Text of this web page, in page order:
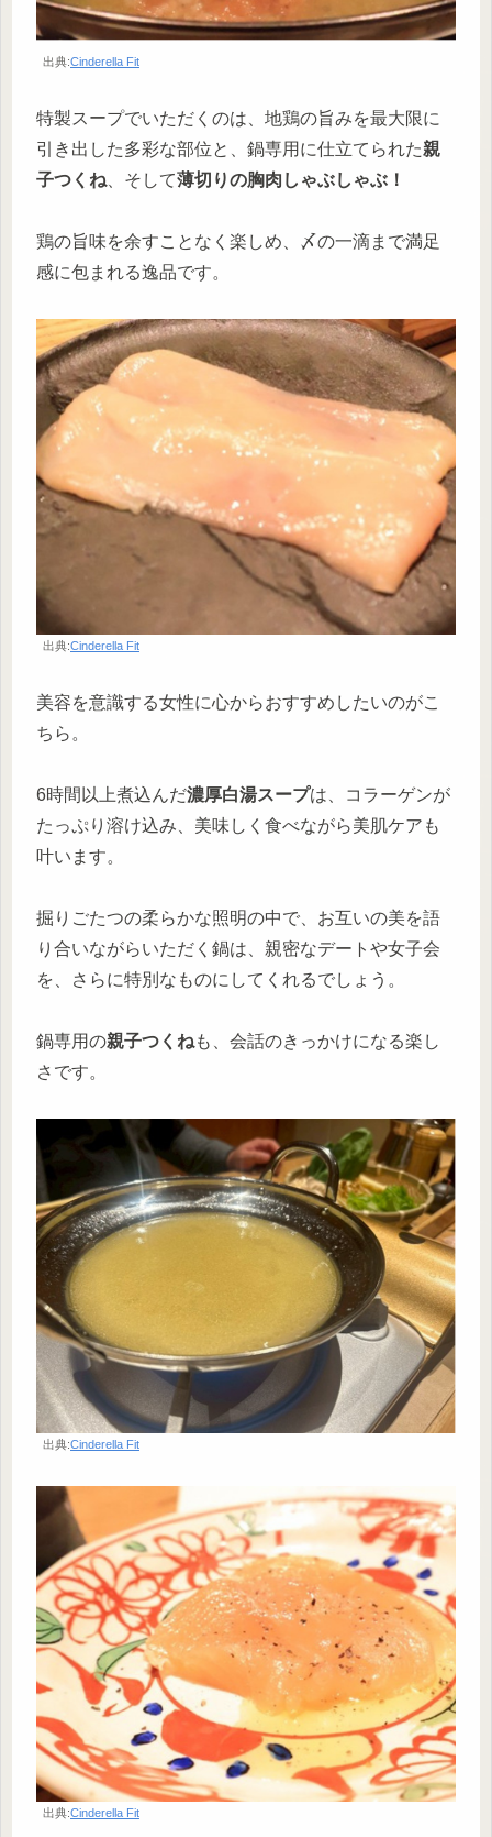
出典:Cinderella Fit
特製スープでいただくのは、地鶏の旨みを最大限に
引き出した多彩な部位と、鍋専用に仕立てられた親
子つくね 、そして薄切りの胸肉しゃぶしゃぶ！
鶏の旨味を余すことなく楽しめ、〆の一滴まで満足
感に包まれる逸品です。
出典:Cinderella Fit
美容を意識する女性に心からおすすめしたいのがこ
ちら。
6時間以上煮込んだ濃厚白湯スープは、コラーゲンが
たっぷり溶け込み、美味しく食べながら美肌ケアも
叶います。
掘りごたつの柔らかな照明の中で、お互いの美を語
り合いながらいただく鍋は、親密なデートや女子会
を、さらに特別なものにしてくれるでしょう。
鍋専用の親子つくねも、会話のきっかけになる楽し
さです。
出典:Cinderella Fit
出典:Cinderella Fit